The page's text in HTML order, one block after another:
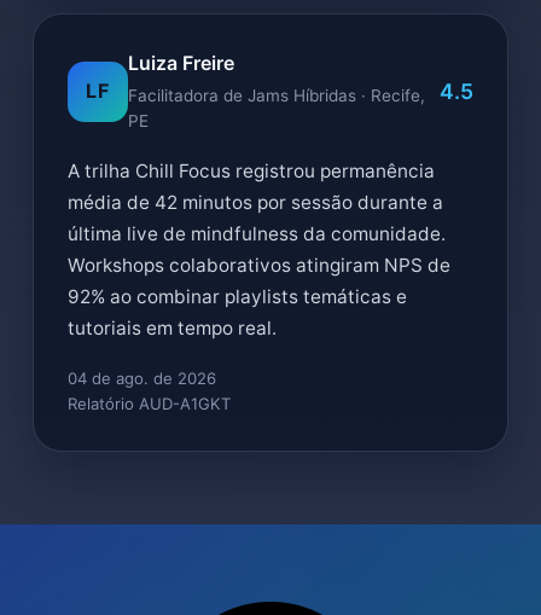
LF
Luiza Freire
Facilitadora de Jams Híbridas · Recife,
PE
4.5
A trilha Chill Focus registrou permanência
média de 42 minutos por sessão durante a
última live de mindfulness da comunidade.
Workshops colaborativos atingiram NPS de
92% ao combinar playlists temáticas e
tutoriais em tempo real.
04 de ago. de 2026
Relatório AUD-A1GKT